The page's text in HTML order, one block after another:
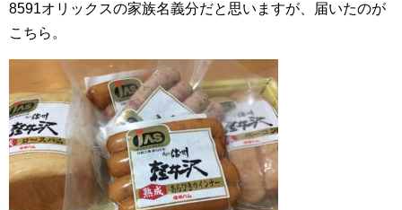
8591オリックスの家族名義分だと思いますが、届いたのが
こちら。